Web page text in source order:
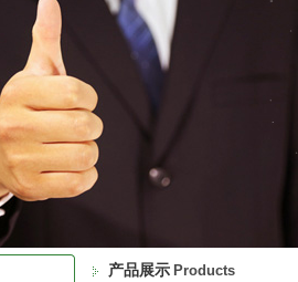
产品展示 Products